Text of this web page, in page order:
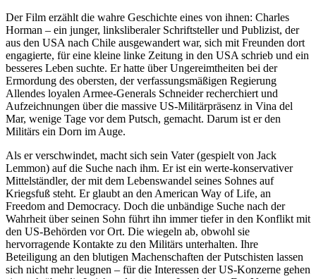
Der Film erzählt die wahre Geschichte eines von ihnen: Charles
Horman – ein junger, linksliberaler Schriftsteller und Publizist, der
aus den USA nach Chile ausgewandert war, sich mit Freunden dort
engagierte, für eine kleine linke Zeitung in den USA schrieb und ein
besseres Leben suchte. Er hatte über Ungereimtheiten bei der
Ermordung des obersten, der verfassungsmäßigen Regierung
Allendes loyalen Armee-Generals Schneider recherchiert und
Aufzeichnungen über die massive US-Militärpräsenz in Vina del
Mar, wenige Tage vor dem Putsch, gemacht. Darum ist er den
Militärs ein Dorn im Auge.
Als er verschwindet, macht sich sein Vater (gespielt von Jack
Lemmon) auf die Suche nach ihm. Er ist ein werte-konservativer
Mittelständler, der mit dem Lebenswandel seines Sohnes auf
Kriegsfuß steht. Er glaubt an den American Way of Life, an
Freedom and Democracy. Doch die unbändige Suche nach der
Wahrheit über seinen Sohn führt ihn immer tiefer in den Konflikt mit
den US-Behörden vor Ort. Die wiegeln ab, obwohl sie
hervorragende Kontakte zu den Militärs unterhalten. Ihre
Beteiligung an den blutigen Machenschaften der Putschisten lassen
sich nicht mehr leugnen – für die Interessen der US-Konzerne gehen